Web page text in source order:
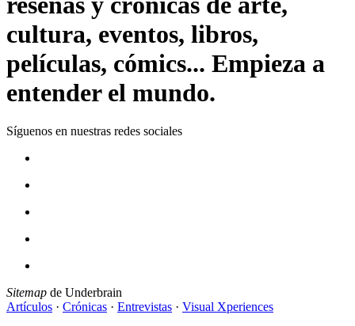
cultura, eventos, libros,
películas, cómics... Empieza a
entender el mundo.
Síguenos en nuestras redes sociales
Sitemap de Underbrain
Artículos · Crónicas · Entrevistas · Visual Xperiences